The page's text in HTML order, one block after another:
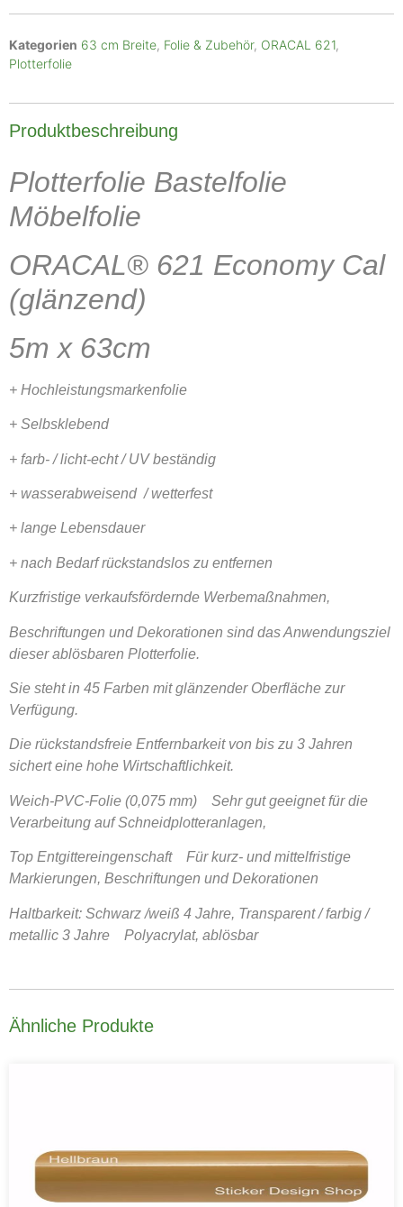
Kategorien 63 cm Breite, Folie & Zubehör, ORACAL 621,
Plotterfolie
Produktbeschreibung
Plotterfolie Bastelfolie
Möbelfolie
ORACAL® 621 Economy Cal
(glänzend)
5m x 63cm
+ Hochleistungsmarkenfolie
+ Selbsklebend
+ farb- / licht-echt / UV beständig
+ wasserabweisend / wetterfest
+ lange Lebensdauer
+ nach Bedarf rückstandslos zu entfernen
Kurzfristige verkaufsfördernde Werbemaßnahmen,
Beschriftungen und Dekorationen sind das Anwendungsziel
dieser ablösbaren Plotterfolie.
Sie steht in 45 Farben mit glänzender Oberfläche zur
Verfügung.
Die rückstandsfreie Entfernbarkeit von bis zu 3 Jahren
sichert eine hohe Wirtschaftlichkeit.
Weich-PVC-Folie (0,075 mm) Sehr gut geeignet für die
Verarbeitung auf Schneidplotteranlagen,
Top Entgittereingenschaft Für kurz- und mittelfristige
Markierungen, Beschriftungen und Dekorationen
Haltbarkeit: Schwarz /weiß 4 Jahre, Transparent / farbig /
metallic 3 Jahre Polyacrylat, ablösbar
Ähnliche Produkte